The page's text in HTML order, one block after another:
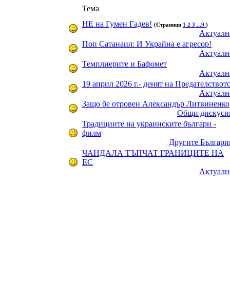
Тема
НЕ на Гумен Гадев! (Страници 1 2 3 ...9 )
Поп Сатанаил: И Украйна е агресор!
Темплиерите и Бафомет
19 април 2026 г.- денят на
Защо бе отровен Александър Литвиненко
Общи
Традициите на украинските българи -
филм
Другите
ЧАНДАЛА ТЪПЧАТ ГРАНИЦИТЕ НА
ЕС